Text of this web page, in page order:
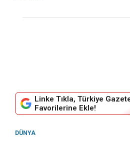
Linke Tıkla, Türkiye
Favorilerine Ekle!
DÜNYA